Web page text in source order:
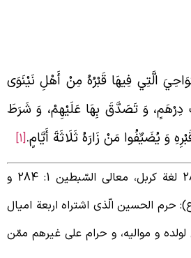
الَّتِي فِيهَا قَبْرُهُ مِنْ أَهْلِ نَيْنَوَى
وَ تَصَدَّقَ بِهَا عَلَيْهِمْ، وَ شَرَطَ
وَ يُضَيِّفُوا مَنْ زَارَهُ ثَلَاثَةَ أَيَّامٍ.[1]
– مجمع البحرین 4: 28 لغة کربل، معالی السّبطین 1: 284 و
الحسین الّذی اشتراه اربعة امیال
و موالیه، و حرام علی غیرهم ممّن